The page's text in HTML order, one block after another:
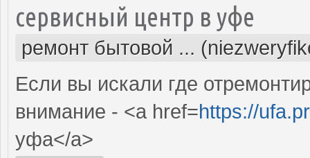
сервисный центр в уфе
ремонт бытовой ...
Если вы искали где
внимание - <a href=https://
уфа</a>